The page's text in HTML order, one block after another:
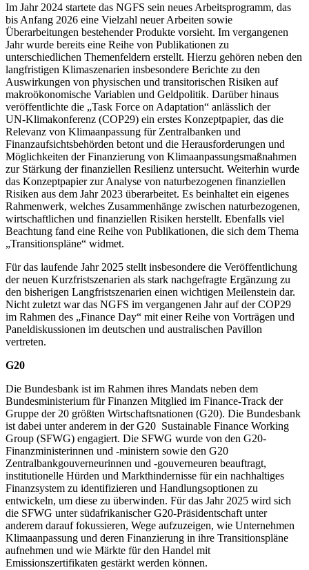
Im Jahr 2024 startete das NGFS sein neues Arbeitsprogramm, das
bis Anfang 2026 eine Vielzahl neuer Arbeiten sowie
Überarbeitungen bestehender Produkte vorsieht. Im vergangenen
Jahr wurde bereits eine Reihe von Publikationen zu
unterschiedlichen Themenfeldern erstellt. Hierzu gehören neben den
langfristigen Klimaszenarien insbesondere Berichte zu den
Auswirkungen von physischen und transitorischen Risiken auf
makroökonomische Variablen und Geldpolitik. Darüber hinaus
veröffentlichte die „Task Force on Adaptation“ anlässlich der
UN‑Klimakonferenz (COP29) ein erstes Konzeptpapier, das die
Relevanz von Klimaanpassung für Zentralbanken und
Finanzaufsichtsbehörden betont und die Herausforderungen und
Möglichkeiten der Finanzierung von Klimaanpassungsmaßnahmen
zur Stärkung der finanziellen Resilienz untersucht. Weiterhin wurde
das Konzeptpapier zur Analyse von naturbezogenen finanziellen
Risiken aus dem Jahr 2023 überarbeitet. Es beinhaltet ein eigenes
Rahmenwerk, welches Zusammenhänge zwischen naturbezogenen,
wirtschaftlichen und finanziellen Risiken herstellt. Ebenfalls viel
Beachtung fand eine Reihe von Publikationen, die sich dem Thema
„Transitionspläne“ widmet.
Für das laufende Jahr 2025 stellt insbesondere die Veröffentlichung
der neuen Kurzfristszenarien als stark nachgefragte Ergänzung zu
den bisherigen Langfristszenarien einen wichtigen Meilenstein dar.
Nicht zuletzt war das NGFS im vergangenen Jahr auf derCOP29
im Rahmen des „Finance Day“ mit einer Reihe von Vorträgen und
Paneldiskussionen im deutschen und australischen Pavillon
vertreten.
G20
Die Bundesbank ist im Rahmen ihres Mandats neben dem
Bundesministerium für Finanzen Mitglied im Finance-Track der
Gruppe der 20 größten Wirtschaftsnationen (G20). Die Bundesbank
ist dabei unter anderem in derG20 Sustainable Finance Working
Group (SFWG) engagiert. Die SFWG wurde von den G20-
Finanzministerinnen und -ministern sowie den G20
Zentralbankgouverneurinnen und -gouverneuren beauftragt,
institutionelle Hürden und Markthindernisse für ein nachhaltiges
Finanzsystem zu identifizieren und Handlungsoptionen zu
entwickeln, um diese zu überwinden. Für das Jahr 2025 wird sich
die SFWG unter südafrikanischerG20-Präsidentschaft unter
anderem darauf fokussieren, Wege aufzuzeigen, wie Unternehmen
Klimaanpassung und deren Finanzierung in ihre Transitionspläne
aufnehmen und wie Märkte für den Handel mit
Emissionszertifikaten gestärkt werden können.